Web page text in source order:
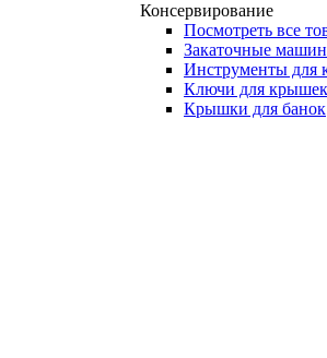
Консервирование
Посмотреть все
Закаточные
Инструменты для
Ключи для крышек
Крышки для банок